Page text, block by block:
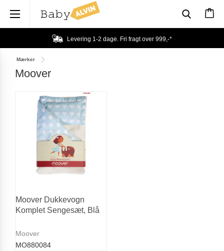
Levering 1-2 dage. Fri fragt over 999,-*
Mærker
Moover
Moover Dukkevogn
Komplet Sengesæt, Blå
Moover
MO880084